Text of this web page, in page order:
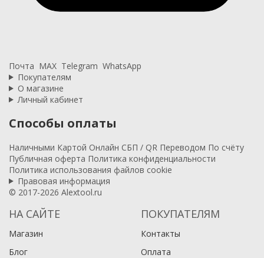
Почта MAX Telegram WhatsApp
Покупателям
О магазине
Личный кабинет
Способы оплаты
Наличными Картой Онлайн СБП / QR Переводом По счёту
Публичная оферта Политика конфиденциальности
Политика использования файлов cookie
Правовая информация
© 2017-2026 Alextool.ru
НА САЙТЕ
Магазин
Блог
ПОКУПАТЕЛЯМ
Контакты
Оплата